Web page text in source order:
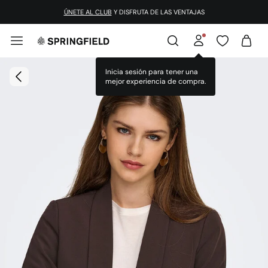
ÚNETE AL CLUB Y DISFRUTA DE LAS VENTAJAS
Inicia sesión para tener una
mejor experiencia de compra.